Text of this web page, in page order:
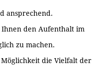
ansprechend.
Ihnen den Aufenthalt im
zu machen.
die Vielfalt der